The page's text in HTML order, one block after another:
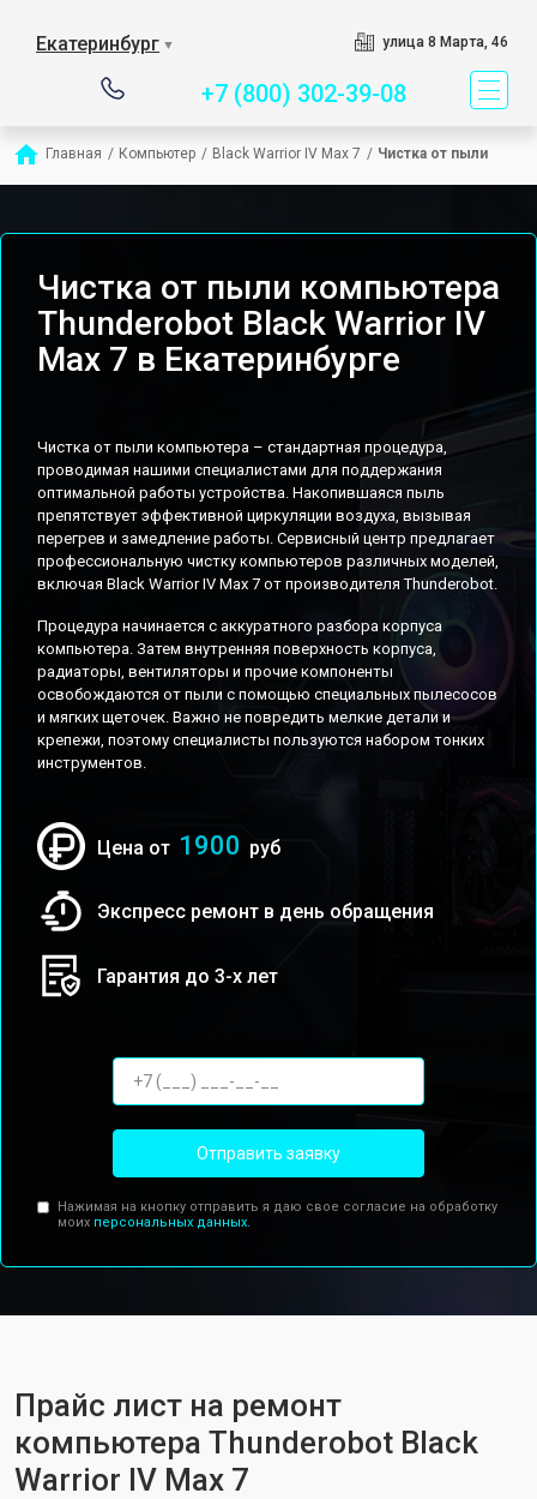
Екатеринбург ▼ улица 8 Марта, 46
+7 (800) 302-39-08
Главная / Компьютер / Black Warrior IV Max 7 / Чистка от пыли
Чистка от пыли компьютера
Thunderobot Black Warrior IV
Max 7 в Екатеринбурге
Чистка от пыли компьютера – стандартная процедура,
проводимая нашими специалистами для поддержания
оптимальной работы устройства. Накопившаяся пыль
препятствует эффективной циркуляции воздуха, вызывая
перегрев и замедление работы. Сервисный центр предлагает
профессиональную чистку компьютеров различных моделей,
включая Black Warrior IV Max 7 от производителя Thunderobot.
Процедура начинается с аккуратного разбора корпуса
компьютера. Затем внутренняя поверхность корпуса,
радиаторы, вентиляторы и прочие компоненты
освобождаются от пыли с помощью специальных пылесосов
и мягких щеточек. Важно не повредить мелкие детали и
крепежи, поэтому специалисты пользуются набором тонких
инструментов.
Цена от 1900 руб
Экспресс ремонт в день обращения
Гарантия до 3-х лет
Отправить заявку
Нажимая на кнопку отправить я даю свое согласие на обработку
моих персональных данных.
Прайс лист на ремонт
компьютера Thunderobot Black
Warrior IV Max 7